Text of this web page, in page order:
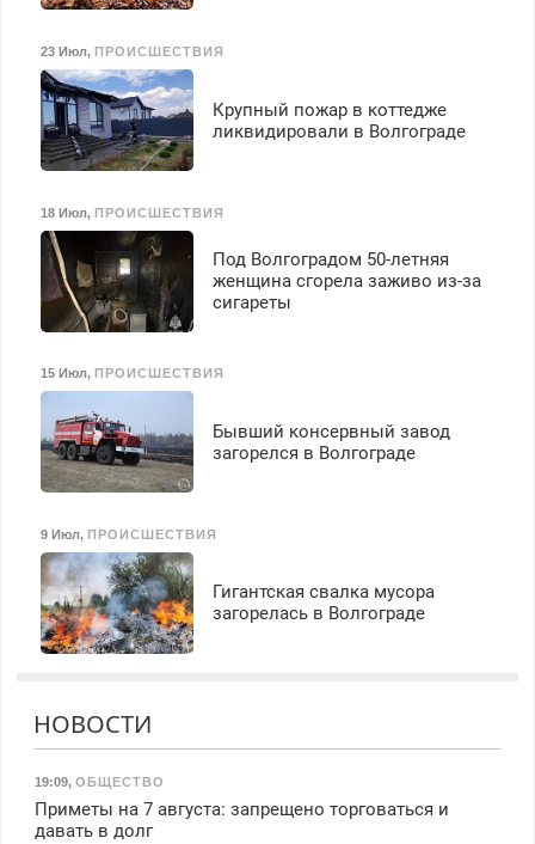
23 Июл, ПРОИСШЕСТВИЯ
Крупный пожар в коттедже
ликвидировали в Волгограде
18 Июл, ПРОИСШЕСТВИЯ
Под Волгоградом 50-летняя
женщина сгорела заживо из-за
сигареты
15 Июл, ПРОИСШЕСТВИЯ
Бывший консервный завод
загорелся в Волгограде
9 Июл, ПРОИСШЕСТВИЯ
Гигантская свалка мусора
загорелась в Волгограде
НОВОСТИ
19:09, ОБЩЕСТВО
Приметы на 7 августа: запрещено торговаться и
давать в долг